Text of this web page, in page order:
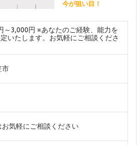
今が狙い目！
～3,000円 ※あなたのご経験、能力を
いたします。お気軽にご相談くださ
市
お気軽にご相談ください